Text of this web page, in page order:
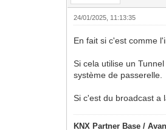
24/01/2025, 11:13:35
En fait si c'est comme
Si cela utilise un
système de passerelle.
Si c'est du broadcast a
KNX Partner Base /